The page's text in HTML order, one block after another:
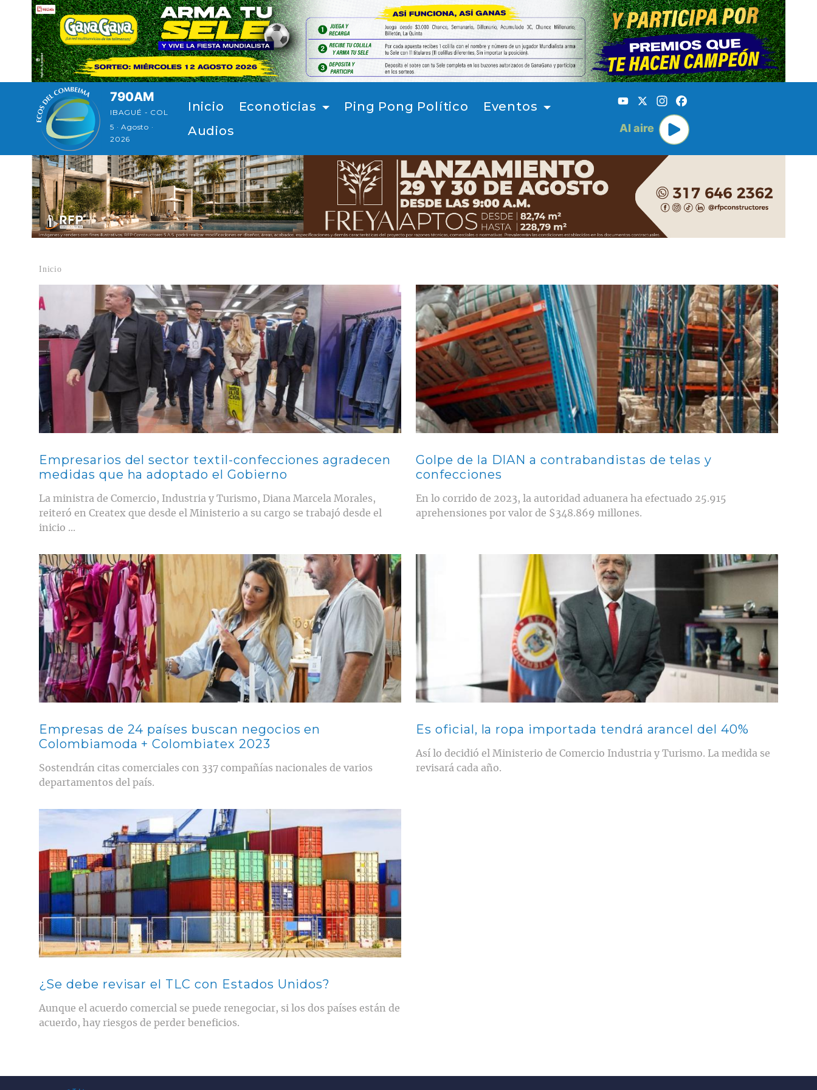
Pasar al contenido principal
790AM
IBAGUÉ - COL
5 · Agosto ·
2026
Inicio Econoticias Ping Pong Político
Eventos
Audios
YouTube
X Instagram
Al aire
Inicio
Contenido multimedia principal
Empresarios del sector textil-confecciones agradecen
medidas que ha adoptado el Gobierno
La ministra de Comercio, Industria y Turismo, Diana Marcela Morales,
reiteró en Createx que desde el Ministerio a su cargo se trabajó desde el
inicio ...
Contenido multimedia principal
Golpe de la DIAN a contrabandistas de telas y
confecciones
En lo corrido de 2023, la autoridad aduanera ha efectuado 25.915
aprehensiones por valor de $348.869 millones.
Contenido multimedia principal
Empresas de 24 países buscan negocios en
Colombiamoda + Colombiatex 2023
Sostendrán citas comerciales con 337 compañías nacionales de varios
departamentos del país.
Contenido multimedia principal
Es oficial, la ropa importada tendrá arancel del 40%
Así lo decidió el Ministerio de Comercio Industria y Turismo. La medida se
revisará cada año.
Contenido multimedia principal
¿Se debe revisar el TLC con Estados Unidos?
Aunque el acuerdo comercial se puede renegociar, si los dos países están de
acuerdo, hay riesgos de perder beneficios.